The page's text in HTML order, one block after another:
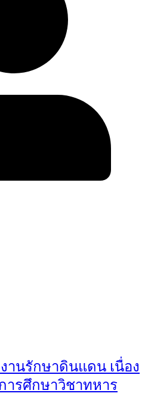
านรักษาดินแดน เนื่อง
ารศึกษาวิชาทหาร